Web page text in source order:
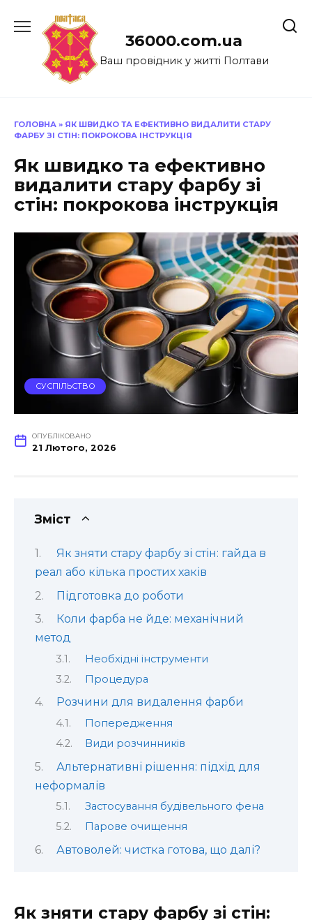
до
36000.com.ua
Ваш провідник у житті Полтави
ГОЛОВНА » ЯК ШВИДКО ТА ЕФЕКТИВНО ВИДАЛИТИ СТАРУ
ФАРБУ ЗІ СТІН: ПОКРОКОВА ІНСТРУКЦІЯ
Як швидко та ефективно
видалити стару фарбу зі
стін: покрокова інструкція
СУСПІЛЬСТВО
ОПУБЛІКОВАНО
21 Лютого, 2026
Зміст
Як зняти стару фарбу зі стін: гайда в
реал або кілька простих хаків
Підготовка до роботи
Коли фарба не йде: механічний
метод
Необхідні інструменти
Процедура
Розчини для видалення фарби
Попередження
Види розчинників
Альтернативні рішення: підхід для
неформалів
Застосування будівельного фена
Парове очищення
Автоволей: чистка готова, що далі?
Як зняти стару фарбу зі стін: